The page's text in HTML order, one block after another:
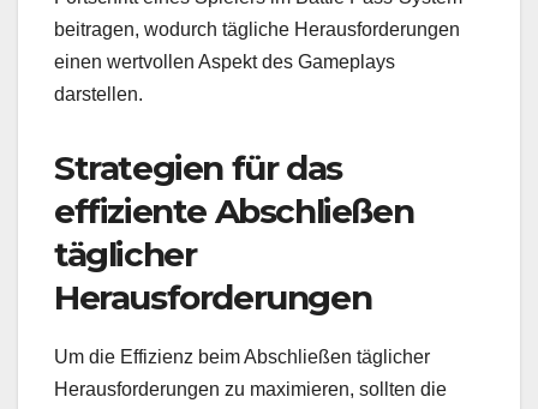
beitragen, wodurch tägliche Herausforderungen
einen wertvollen Aspekt des Gameplays
darstellen.
Strategien für das
effiziente Abschließen
täglicher
Herausforderungen
Um die Effizienz beim Abschließen täglicher
Herausforderungen zu maximieren, sollten die